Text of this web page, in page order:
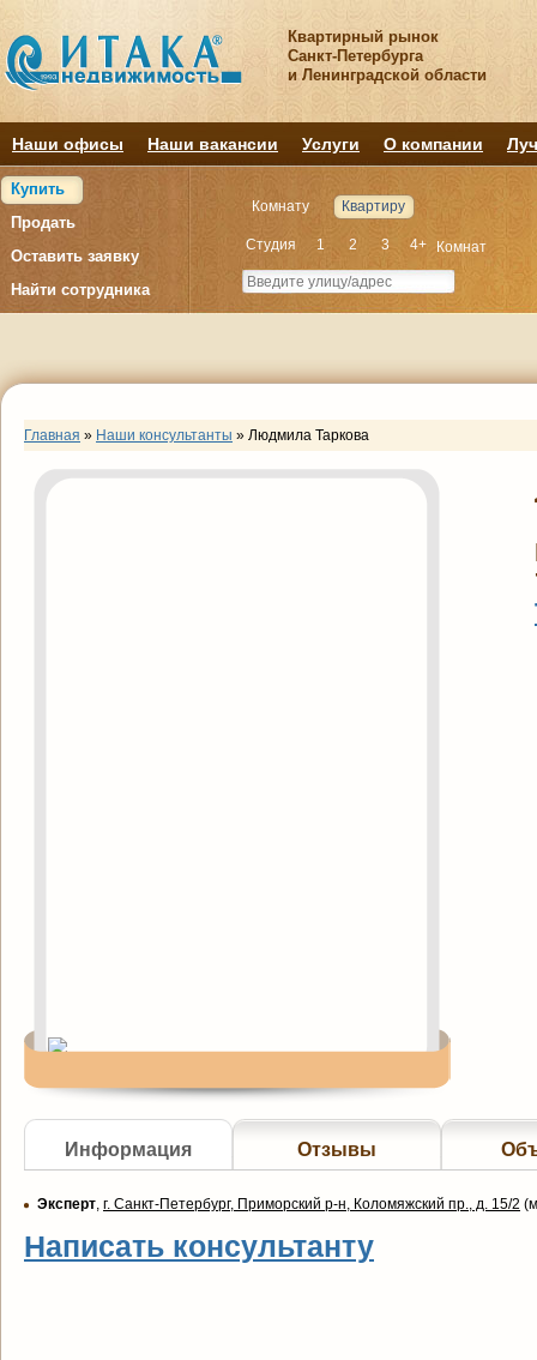
Квартирный рынок
Санкт-Петербурга
и Ленинградской области
Наши офисы Наши вакансии Услуги О компании
Купить
Продать
Оставить заявку
Найти сотрудника
Комнату Квартиру
Студия 1 2 3 4+ Комнат
Главная » Наши консультанты » Людмила Таркова
Информация Отзывы
Эксперт, г. Санкт-Петербург, Приморский р-н, Коломяжский пр., д. 15/2 (
Написать консультанту